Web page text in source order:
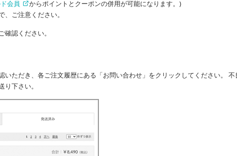
会員
からポイントとクーポンの併用が可能になります。)
ご注意ください。
確認ください。
いただき、各ご注文履歴にある「お問い合わせ」をクリックしてください。
下さい。